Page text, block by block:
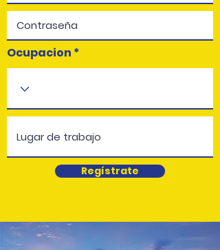
Ocupacion
Regístrate